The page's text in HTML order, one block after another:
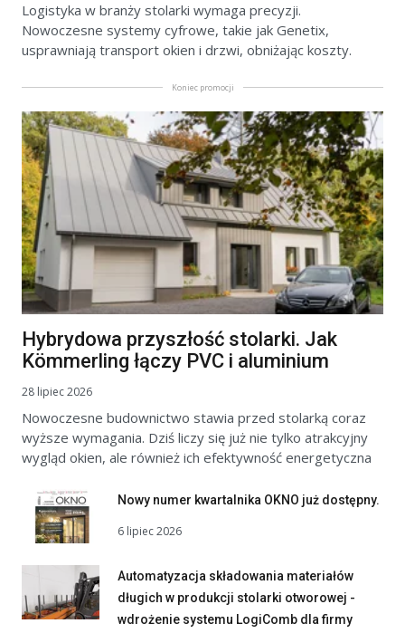
Logistyka w branży stolarki wymaga precyzji.
Nowoczesne systemy cyfrowe, takie jak Genetix,
usprawniają transport okien i drzwi, obniżając koszty.
Koniec promocji
Hybrydowa przyszłość stolarki. Jak
Kömmerling łączy PVC i aluminium
28 lipiec 2026
Nowoczesne budownictwo stawia przed stolarką coraz
wyższe wymagania. Dziś liczy się już nie tylko atrakcyjny
wygląd okien, ale również ich efektywność energetyczna
Nowy numer kwartalnika OKNO już dostępny.
6 lipiec 2026
Automatyzacja składowania materiałów
długich w produkcji stolarki otworowej -
wdrożenie systemu LogiComb dla firmy